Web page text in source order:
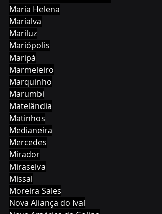
Maria Helena
Marialva
Mariluz
Mariópolis
Maripá
Marmeleiro
Marquinho
Marumbi
Matelândia
Matinhos
Medianeira
Mercedes
Mirador
Miraselva
Missal
Moreira Sales
Nova Aliança do Ivaí